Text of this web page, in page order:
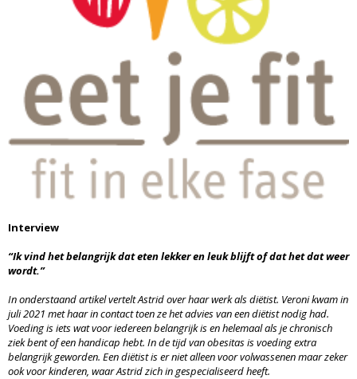
Interview
“Ik vind het belangrijk dat eten lekker en leuk blijft of dat het dat weer
wordt.”
In onderstaand artikel vertelt Astrid over haar werk als diëtist. Veroni kwam in
juli 2021 met haar in contact toen ze het advies van een diëtist nodig had.
Voeding is iets wat voor iedereen belangrijk is en helemaal als je chronisch
ziek bent of een handicap hebt. In de tijd van obesitas is voeding extra
belangrijk geworden. Een diëtist is er niet alleen voor volwassenen maar zeker
ook voor kinderen, waar Astrid zich in gespecialiseerd heeft.